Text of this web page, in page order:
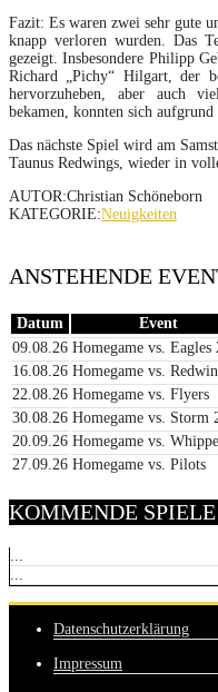
Fazit: Es waren zwei sehr gute
knapp verloren wurden. Das
gezeigt. Insbesondere Philipp
Richard „Pichy“ Hilgart, der
hervorzuheben, aber auch
bekamen, konnten sich aufgrund
Das nächste Spiel wird am
Taunus Redwings, wieder in
AUTOR:Christian Schöneborn
KATEGORIE:Neuigkeiten
ANSTEHENDE
Datum
Event
09.08.26 Homegame vs. Eagles
16.08.26 Homegame vs.
22.08.26 Homegame vs. Flyers
30.08.26 Homegame vs. Storm
20.09.26 Homegame vs.
27.09.26 Homegame vs. Pilots
KOMMENDE SPIELE
...
...
Datenschutzerklärung
Impressum